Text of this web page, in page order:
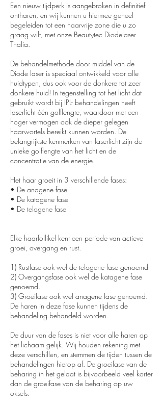
Een nieuw tijdperk is aangebroken in definitief
ontharen, en wij kunnen u hiermee geheel
begeleiden tot een haarvrije zone die u zo
graag wilt, met onze Beautytec Diodelaser
Thalia.
De behandelmethode door middel van de
Diode laser is speciaal ontwikkeld voor alle
huidtypen, dus ook voor de donkere tot zeer
donkere huid! In tegenstelling tot het licht dat
gebruikt wordt bij IPL- behandelingen heeft
laserlicht één golflengte, waardoor met een
hoger vermogen ook de dieper gelegen
haarwortels bereikt kunnen worden. De
belangrijkste kenmerken van laserlicht zijn de
unieke golflengte van het licht en de
concentratie van de energie.
Het haar groeit in 3 verschillende fases:
• De anagene fase
• De katagene fase
• De telogene fase
Elke haarfollikel kent een periode van actieve
groei, overgang en rust.
1) Rustfase ook wel de telogene fase genoemd
2) Overgangsfase ook wel de katagene fase
genoemd.
3) Groeifase ook wel anagene fase genoemd.
De haren in deze fase kunnen tijdens de
behandeling behandeld worden.
De duur van de fases is niet voor alle haren op
het lichaam gelijk. Wij houden rekening met
deze verschillen, en stemmen de tijden tussen de
behandelingen hierop af. De groeifase van de
beharing in het gelaat is bijvoorbeeld veel korter
dan de groeifase van de beharing op uw
oksels.